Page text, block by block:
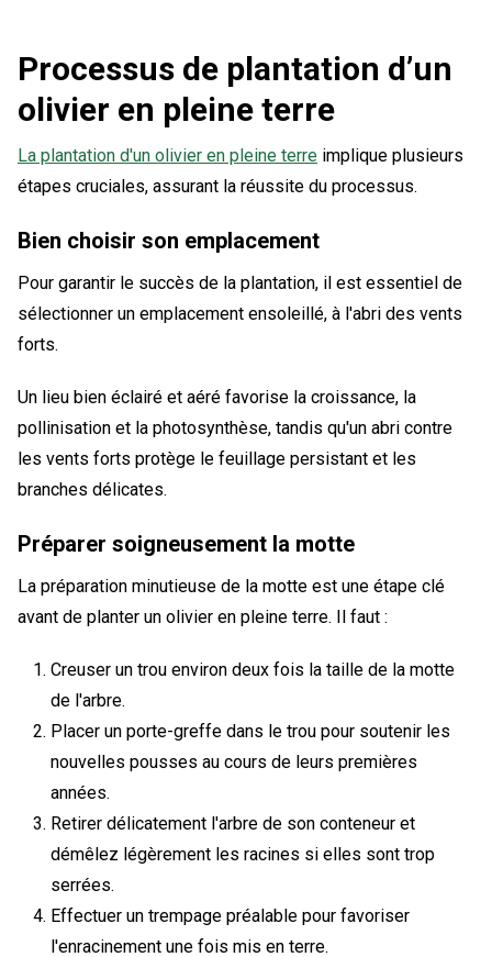
Processus de plantation d’un
olivier en pleine terre
La plantation d'un olivier en pleine terre implique plusieurs
étapes cruciales, assurant la réussite du processus.
Bien choisir son emplacement
Pour garantir le succès de la plantation, il est essentiel de
sélectionner un emplacement ensoleillé, à l'abri des vents
forts.
Un lieu bien éclairé et aéré favorise la croissance, la
pollinisation et la photosynthèse, tandis qu'un abri contre
les vents forts protège le feuillage persistant et les
branches délicates.
Préparer soigneusement la motte
La préparation minutieuse de la motte est une étape clé
avant de planter un olivier en pleine terre. Il faut :
Creuser un trou environ deux fois la taille de la motte
de l'arbre.
Placer un porte-greffe dans le trou pour soutenir les
nouvelles pousses au cours de leurs premières
années.
Retirer délicatement l'arbre de son conteneur et
démêlez légèrement les racines si elles sont trop
serrées.
Effectuer un trempage préalable pour favoriser
l'enracinement une fois mis en terre.